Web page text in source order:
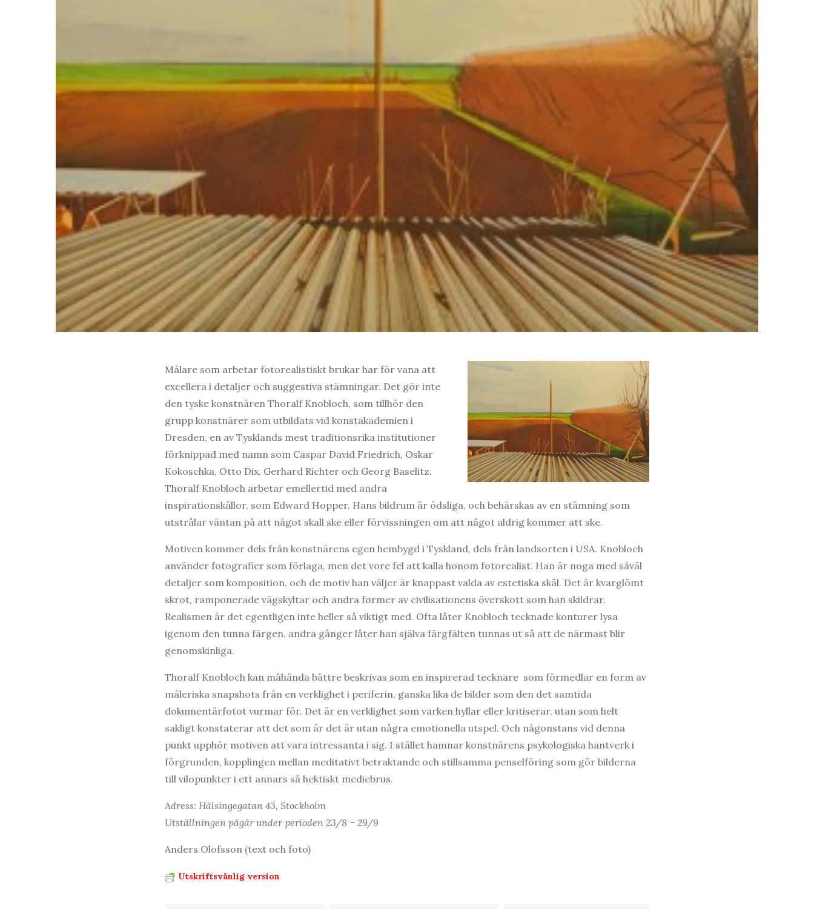
Målare som arbetar fotorealistiskt brukar har för vana att
excellera i detaljer och suggestiva stämningar. Det gör inte
den tyske konstnären Thoralf Knobloch, som tillhör den
grupp konstnärer som utbildats vid konstakademien i
Dresden, en av Tysklands mest traditionsrika institutioner
förknippad med namn som Caspar David Friedrich, Oskar
Kokoschka, Otto Dix, Gerhard Richter och Georg Baselitz.
Thoralf Knobloch arbetar emellertid med andra
inspirationskällor, som Edward Hopper. Hans bildrum är ödsliga, och behärskas av en stämning som
utstrålar väntan på att något skall ske eller förvissningen om att något aldrig kommer att ske.
Motiven kommer dels från konstnärens egen hembygd i Tyskland, dels från landsorten i USA. Knobloch
använder fotografier som förlaga, men det vore fel att kalla honom fotorealist. Han är noga med såväl
detaljer som komposition, och de motiv han väljer är knappast valda av estetiska skäl. Det är kvarglömt
skrot, ramponerade vägskyltar och andra former av civilisationens överskott som han skildrar.
Realismen är det egentligen inte heller så viktigt med. Ofta låter Knobloch tecknade konturer lysa
igenom den tunna färgen, andra gånger låter han själva färgfälten tunnas ut så att de närmast blir
genomskinliga.
Thoralf Knobloch kan måhända bättre beskrivas som en inspirerad tecknare som förmedlar en form av
måleriska snapshots från en verklighet i periferin, ganska lika de bilder som den det samtida
dokumentärfotot vurmar för. Det är en verklighet som varken hyllar eller kritiserar, utan som helt
sakligt konstaterar att det som är det är utan några emotionella utspel. Och någonstans vid denna
punkt upphör motiven att vara intressanta i sig. I stället hamnar konstnärens psykologiska hantverk i
förgrunden, kopplingen mellan meditativt betraktande och stillsamma penselföring som gör bilderna
till vilopunkter i ett annars så hektiskt mediebrus.
Adress: Hälsingegatan 43, Stockholm
Utställningen pågår under perioden 23/8 – 29/9
Anders Olofsson (text och foto)
Utskriftsvänlig version